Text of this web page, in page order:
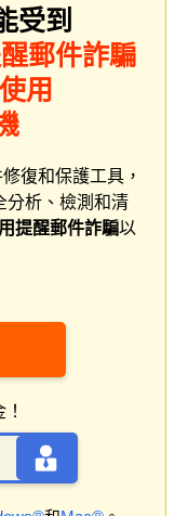
受到
郵件詐騙
使用
復和保護工具，
分析、檢測和清
提醒郵件詐騙以